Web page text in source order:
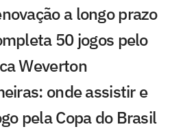
a longo prazo
50 jogos pelo
Weverton
onde assistir e
pela Copa do Brasil